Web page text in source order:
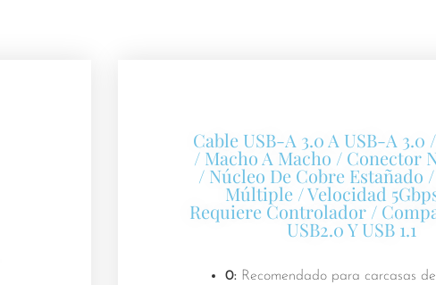
Cable USB-A 3.0 A USB-A 3.0
/ Macho A Macho / Conector
/ Núcleo De Cobre Estañado
Múltiple / Velocidad
Requiere Controlador /
USB2.0 Y USB 1.1
0: Recomendado para carcasas